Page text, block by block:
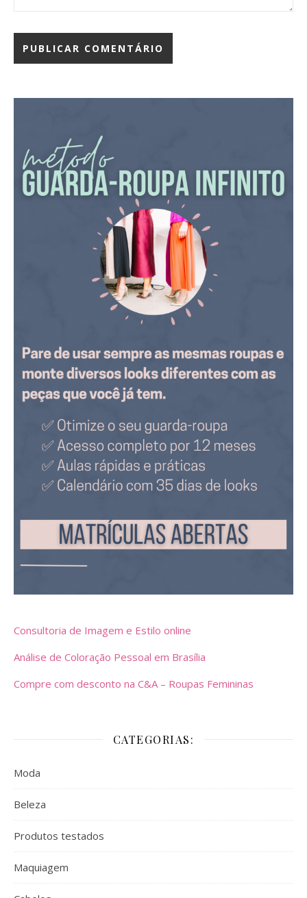
Consultoria de Imagem e Estilo online
Análise de Coloração Pessoal em Brasília
Compre com desconto na C&A – Roupas Femininas
CATEGORIAS:
Moda
Beleza
Produtos testados
Maquiagem